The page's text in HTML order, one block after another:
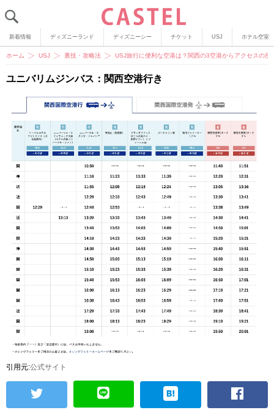
新着情報 ディズニーランド ディズニーシー チケット USJ ホテル空室
ホーム USJ 裏技・攻略法 USJ旅行に便利な空港は？関西の3空港からアクセスの
ユニバリムジンバス：関西空港行き
引用元:公式サイト